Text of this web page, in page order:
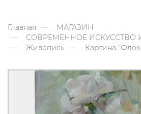
Главная
МАГАЗИН
СОВРЕМЕННОЕ ИСКУССТВО
Живопись
Картина